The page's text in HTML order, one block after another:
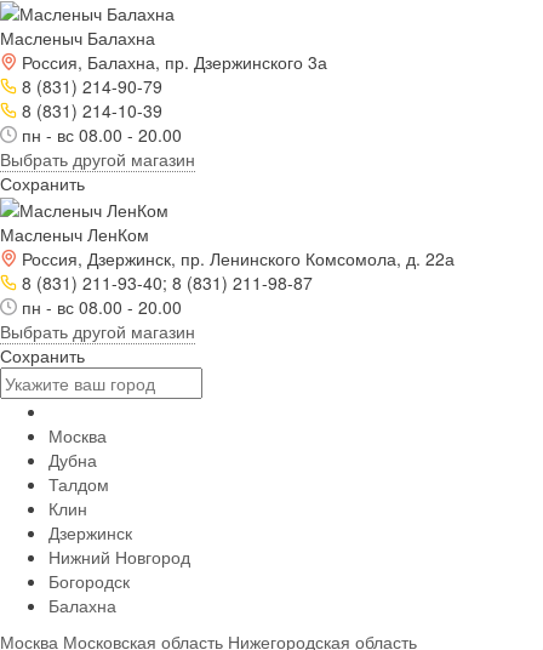
Масленыч Балахна
Россия, Балахна, пр. Дзержинского 3а
8 (831) 214-90-79
8 (831) 214-10-39
пн - вс 08.00 - 20.00
Выбрать другой магазин
Сохранить
Масленыч ЛенКом
Россия, Дзержинск, пр. Ленинского Комсомола, д. 22а
8 (831) 211-93-40; 8 (831) 211-98-87
пн - вс 08.00 - 20.00
Выбрать другой магазин
Сохранить
Москва
Дубна
Талдом
Клин
Дзержинск
Нижний Новгород
Богородск
Балахна
Москва Московская область Нижегородская область